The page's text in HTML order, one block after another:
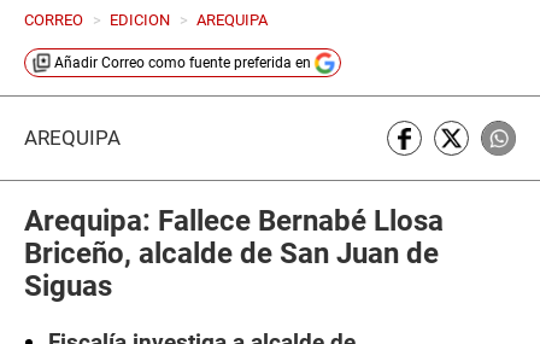
CORREO > EDICION > AREQUIPA
Añadir Correo como fuente preferida en
AREQUIPA
Arequipa: Fallece Bernabé Llosa
Briceño, alcalde de San Juan de
Siguas